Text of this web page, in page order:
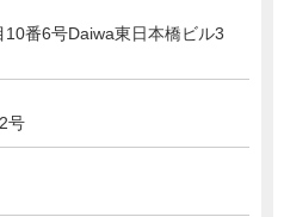
番6号Daiwa東日本橋ビル3
号